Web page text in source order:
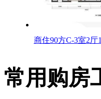
商住90方C-3室2厅
常用购房